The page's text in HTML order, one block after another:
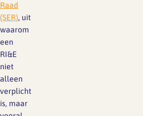
Raad
(SER), uit
waarom
een
RI&E
niet
alleen
verplicht
is, maar